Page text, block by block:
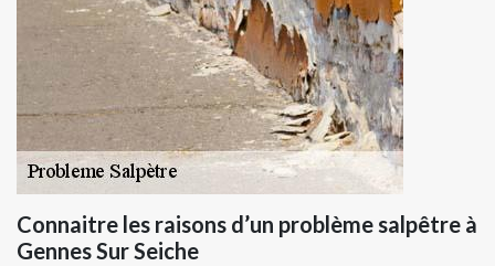
Connaitre les raisons d’un problème salpêtre à
Gennes Sur Seiche